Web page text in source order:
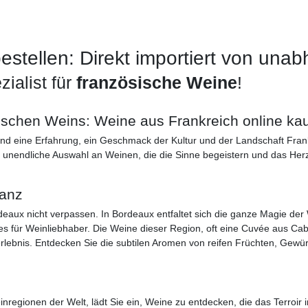
Direkt importiert von
für französische Weine!
Weins: Weine aus Frankreich online
eine Erfahrung, ein Geschmack der Kultur und der Landschaft
Auswahl an Weinen, die die Sinne begeistern und das
nicht verpassen. In Bordeaux entfaltet sich die ganze Magie
für Weinliebhaber. Die Weine dieser Region, oft eine Cuvée aus
Entdecken Sie die subtilen Aromen von reifen Früchten,
der Welt, lädt Sie ein, Weine zu entdecken, die das